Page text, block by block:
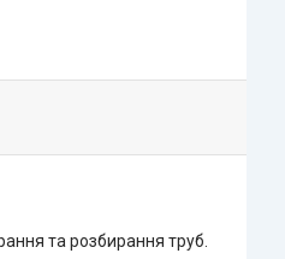
та розбирання труб.